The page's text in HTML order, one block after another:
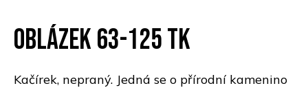
Oblázek 63-125 TK
Kačírek, nepraný. Jedná se o přírodní kamenino